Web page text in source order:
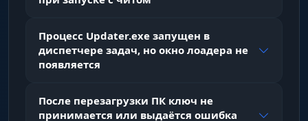
Процесс Updater.exe запущен в
диспетчере задач, но окно лоадера не
появляется
После перезагрузки ПК ключ не
принимается или выдаётся ошибка